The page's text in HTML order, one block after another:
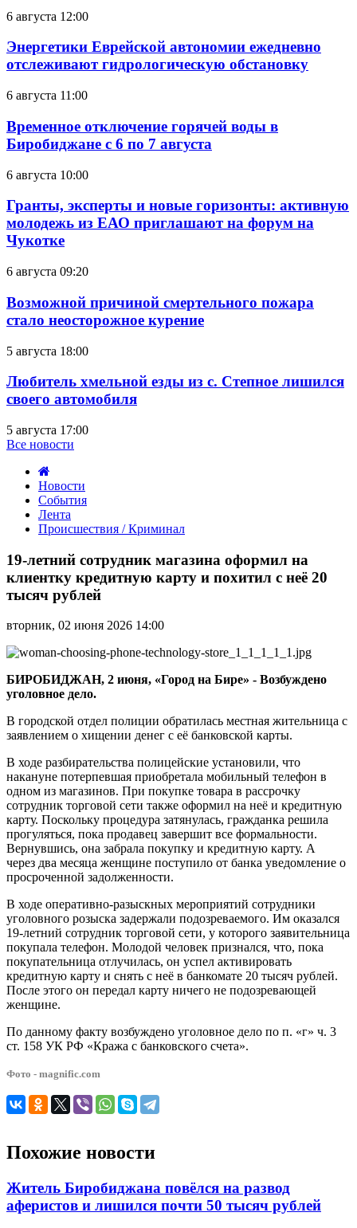
6 августа 12:00
Энергетики Еврейской автономии ежедневно
отслеживают гидрологическую обстановку
6 августа 11:00
Временное отключение горячей воды в
Биробиджане с 6 по 7 августа
6 августа 10:00
Гранты, эксперты и новые горизонты: активную
молодежь из ЕАО приглашают на форум на
Чукотке
6 августа 09:20
Возможной причиной смертельного пожара
стало неосторожное курение
5 августа 18:00
Любитель хмельной езды из с. Степное лишился
своего автомобиля
5 августа 17:00
Все новости
Новости
События
Лента
Происшествия / Криминал
летний
магазина
оформил
клиентку
карту
похитил
с
20
тысяч
рублей
19-летний сотрудник магазина оформил на
клиентку кредитную карту и похитил с неё 20
тысяч рублей
вторник, 02 июня 2026 14:00
БИРОБИДЖАН, 2 июня, «Город на Бире» - Возбуждено
уголовное дело.
В городской отдел полиции обратилась местная жительница с
заявлением о хищении денег с её банковской карты.
В ходе разбирательства полицейские установили, что
накануне потерпевшая приобретала мобильный телефон в
одном из магазинов. При покупке товара в рассрочку
сотрудник торговой сети также оформил на неё и кредитную
карту. Поскольку процедура затянулась, гражданка решила
прогуляться, пока продавец завершит все формальности.
Вернувшись, она забрала покупку и кредитную карту. А
через два месяца женщине поступило от банка уведомление о
просроченной задолженности.
В ходе оперативно-разыскных мероприятий сотрудники
уголовного розыска задержали подозреваемого. Им оказался
19-летний сотрудник торговой сети, у которого заявительница
покупала телефон. Молодой человек признался, что, пока
покупательница отлучилась, он успел активировать
кредитную карту и снять с неё в банкомате 20 тысяч рублей.
После этого он передал карту ничего не подозревающей
женщине.
По данному факту возбуждено уголовное дело по п. «г» ч. 3
ст. 158 УК РФ «Кража с банковского счета».
Фото - magnific.com
Похожие новости
Житель Биробиджана повёлся на развод
аферистов и лишился почти 50 тысяч рублей